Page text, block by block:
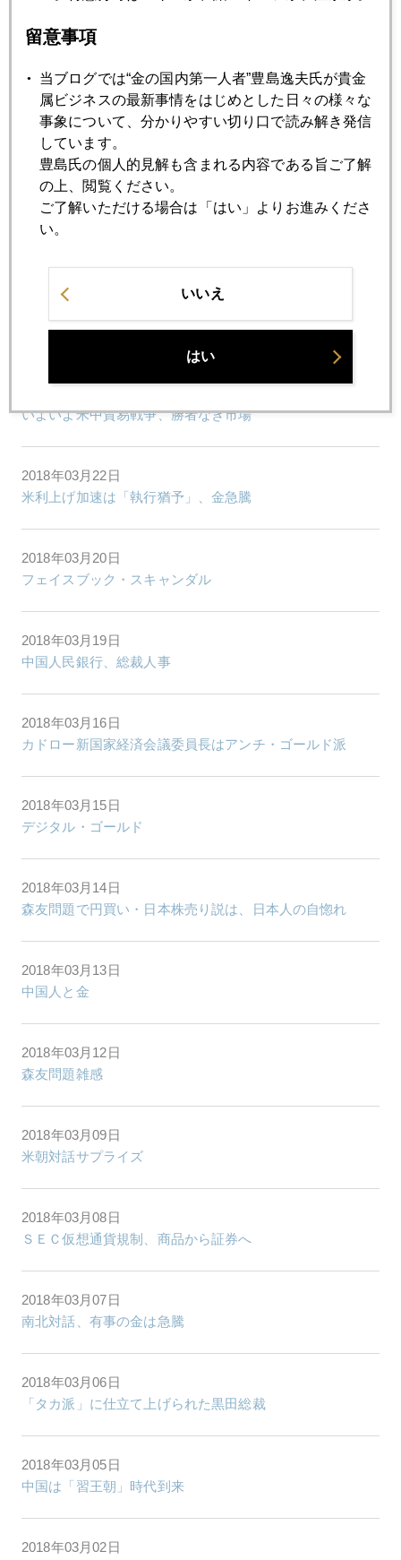
謎の円急落、ＮＹ金も急落
2018年03月28日
市場の喧騒と醜聞が続く
2018年03月27日
アベノミクス相場終焉か、金急騰
いよいよ米中貿易戦争、勝者なき市場
2018年03月22日
米利上げ加速は「執行猶予」、金急騰
2018年03月20日
フェイスブック・スキャンダル
2018年03月19日
中国人民銀行、総裁人事
2018年03月16日
カドロー新国家経済会議委員長はアンチ・ゴールド派
2018年03月15日
デジタル・ゴールド
2018年03月14日
森友問題で円買い・日本株売り説は、日本人の自惚れ
2018年03月13日
中国人と金
2018年03月12日
森友問題雑感
2018年03月09日
米朝対話サプライズ
2018年03月08日
ＳＥＣ仮想通貨規制、商品から証券へ
2018年03月07日
南北対話、有事の金は急騰
2018年03月06日
「タカ派」に仕立て上げられた黒田総裁
2018年03月05日
中国は「習王朝」時代到来
2018年03月02日
留意事項
当ブログでは“金の国内第一人者”豊島逸夫氏が貴金
属ビジネスの最新事情をはじめとした日々の様々な
事象について、分かりやすい切り口で読み解き発信
しています。
豊島氏の個人的見解も含まれる内容である旨ご了解
の上、閲覧ください。
ご了解いただける場合は「はい」よりお進みくださ
い。
いいえ
はい